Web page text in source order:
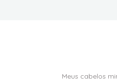
Meus cabelos